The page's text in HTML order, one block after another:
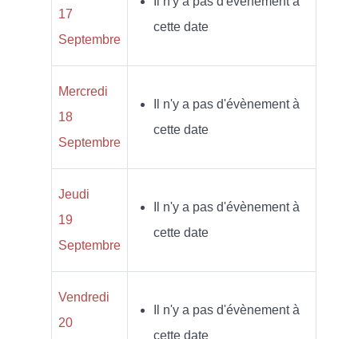
17
Septembre
cette date
Mercredi
18
Septembre
Il n'y a pas d'évènement à
cette date
Jeudi
19
Septembre
Il n'y a pas d'évènement à
cette date
Vendredi
20
Il n'y a pas d'évènement à
cette date